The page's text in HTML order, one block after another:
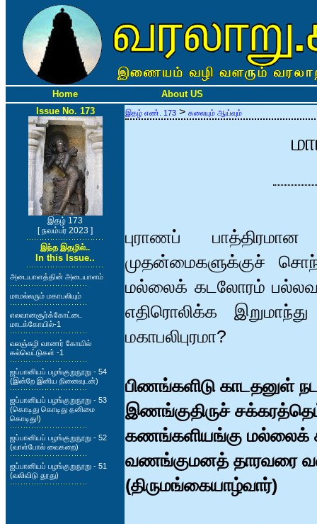
Home
About US
Issue No. 173
இதழ் 173
[ நவம்பர் 2023 ]
இந்த இதழில்..
In this Issue..
அடையாளத்தின் அடையாளம்
மாமல்லரும் மகாபலியும்
எலவானசூர்க்கோட்டை
மாடக்கோயில்-1
வலஞ்சுழி வாணர் கோயில்
கல்வெட்டுகள் -1
ஜப்பானியப் பழங்குறுநூறு - 54
(இன்றே இனிய நினைவுடன்)
ஜப்பானியப் பழங்குறுநூறு - 53
(கொடிது கொடிது தனிமை
கொடிது!)
ஜப்பானியப் பழங்குறுநூறு - 52
(வாள்போல் வைகறை)
ஜப்பானியப் பழங்குறுநூறு - 51
(வலிவிடு தூது)
இதழ் எண். 173 > கலையும் ஆய்வும்
புராணப்
முதன்மைகளுக்குச்
மல்லைக் கடலோரம்
எதிரொலிக்க
மகாபலிபுரமா?
பிணங்களிடு காடதனுள்
இணங்குதிருச் சக்கரத்தெம்
கணங்களியங்கு
வணங்குமனத் தாரவரை
(திருமங்கையாழ்வார்)